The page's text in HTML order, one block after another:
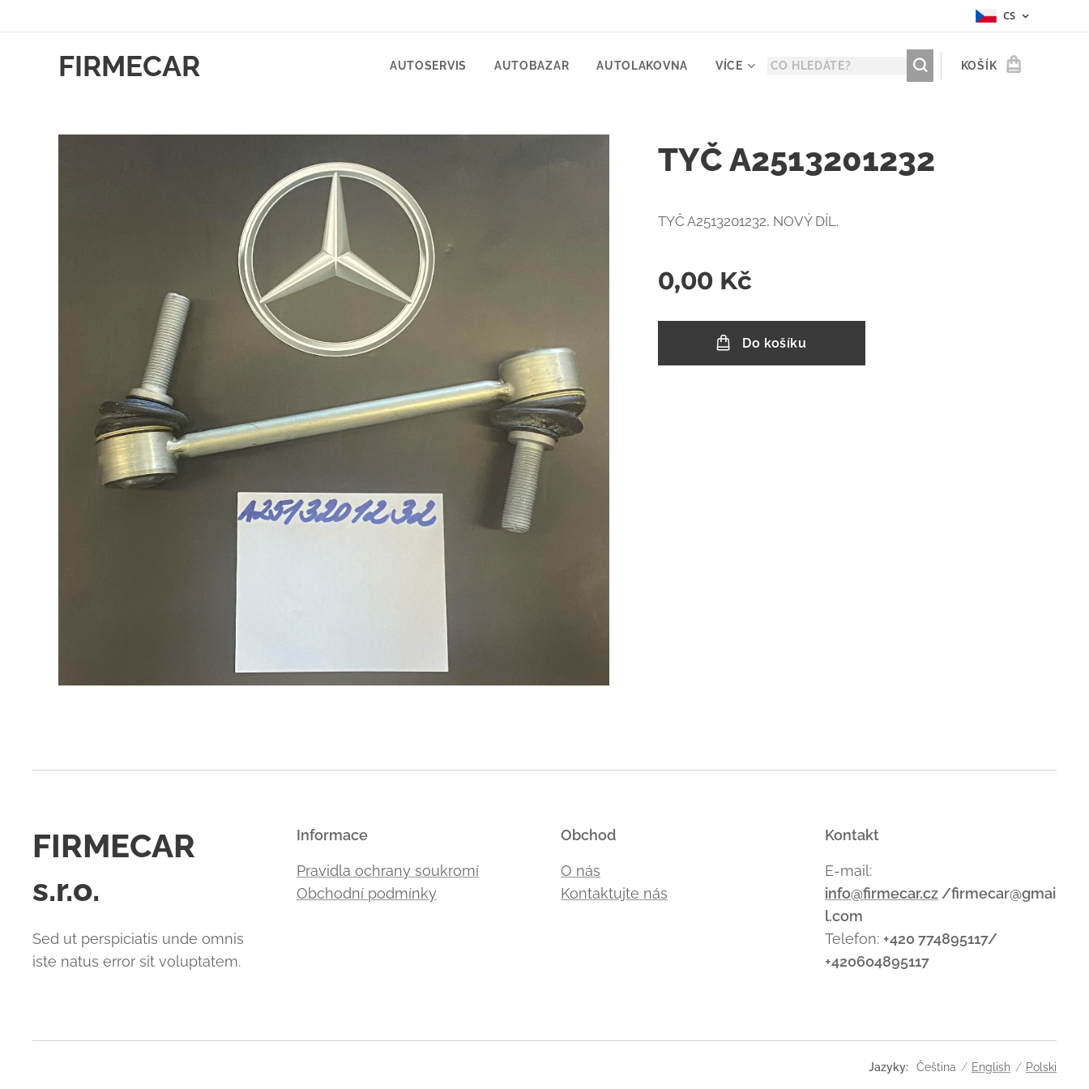
CS
FIRMECAR AUTOSERVIS AUTOBAZAR AUTOLAKOVNA VÍCE KOŠÍK
TYČ A2513201232
TYČ A2513201232, NOVÝ DÍL.
0,00 Kč
Do košíku
FIRMECAR
s.r.o.
Sed ut perspiciatis unde omnis
iste natus error sit voluptatem.
Informace
Pravidla ochrany soukromí
Obchodní podmínky
Obchod
O nás
Kontaktujte nás
Kontakt
E-mail:
info@firmecar.cz /firmecar@gmai
l.com
Telefon: +420 774895117/
+420604895117
Jazyky Čeština English Polski